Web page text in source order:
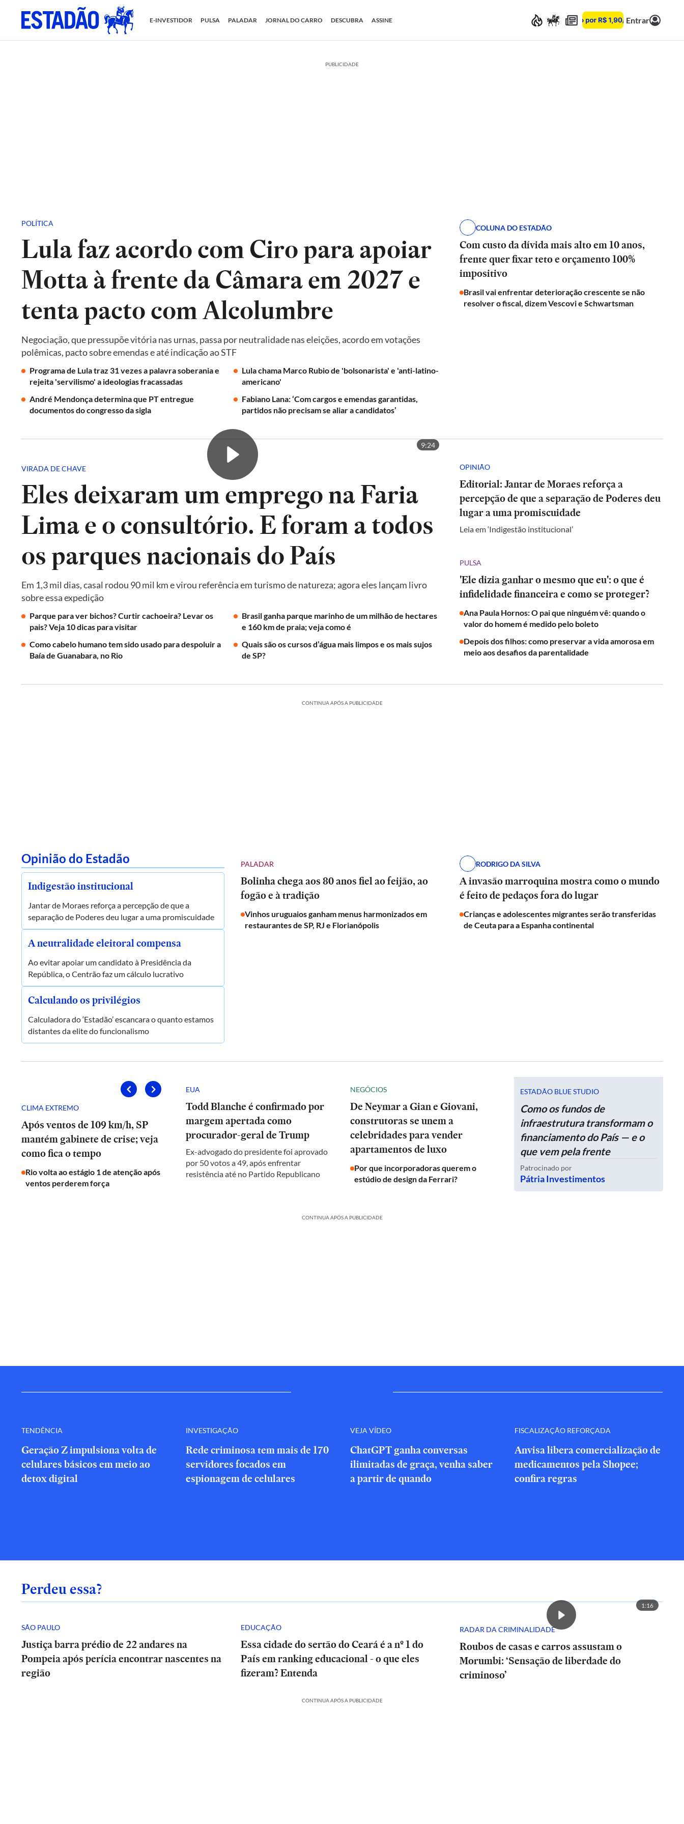
E-INVESTIDOR PULSA PALADAR JORNAL DO CARRO DESCUBRA ASSINE Entrar
PUBLICIDADE
POLÍTICA
Lula faz acordo com Ciro para apoiar
Motta à frente da Câmara em 2027 e
tenta pacto com Alcolumbre
Negociação, que pressupõe vitória nas urnas, passa por neutralidade nas eleições, acordo em votações
polêmicas, pacto sobre emendas e até indicação ao STF
Programa de Lula traz 31 vezes a palavra soberania e
rejeita 'servilismo' a ideologias fracassadas
Lula chama Marco Rubio de 'bolsonarista' e 'anti-latino-
americano'
André Mendonça determina que PT entregue
documentos do congresso da sigla
Fabiano Lana: ‘Com cargos e emendas garantidas,
partidos não precisam se aliar a candidatos’
COLUNA DO ESTADÃO
Com custo da dívida mais alto em 10 anos,
frente quer fixar teto e orçamento 100%
impositivo
Brasil vai enfrentar deterioração crescente se não
resolver o fiscal, dizem Vescovi e Schwartsman
9:24
VIRADA DE CHAVE
Eles deixaram um emprego na Faria
Lima e o consultório. E foram a todos
os parques nacionais do País
Em 1,3 mil dias, casal rodou 90 mil km e virou referência em turismo de natureza; agora eles lançam livro
sobre essa expedição
Parque para ver bichos? Curtir cachoeira? Levar os
pais? Veja 10 dicas para visitar
Brasil ganha parque marinho de um milhão de hectares
e 160 km de praia; veja como é
Como cabelo humano tem sido usado para despoluir a
Baía de Guanabara, no Rio
Quais são os cursos d’água mais limpos e os mais sujos
de SP?
OPINIÃO
Editorial: Jantar de Moraes reforça a
percepção de que a separação de Poderes deu
lugar a uma promiscuidade
Leia em ‘Indigestão institucional’
PULSA
'Ele dizia ganhar o mesmo que eu': o que é
infidelidade financeira e como se proteger?
Ana Paula Hornos: O pai que ninguém vê: quando o
valor do homem é medido pelo boleto
Depois dos filhos: como preservar a vida amorosa em
meio aos desafios da parentalidade
CONTINUA APÓS A PUBLICIDADE
Opinião do Estadão
Indigestão institucional
Jantar de Moraes reforça a percepção de que a
separação de Poderes deu lugar a uma promiscuidade
A neutralidade eleitoral compensa
Ao evitar apoiar um candidato à Presidência da
República, o Centrão faz um cálculo lucrativo
Calculando os privilégios
Calculadora do ‘Estadão’ escancara o quanto estamos
distantes da elite do funcionalismo
PALADAR
Bolinha chega aos 80 anos fiel ao feijão, ao
fogão e à tradição
Vinhos uruguaios ganham menus harmonizados em
restaurantes de SP, RJ e Florianópolis
RODRIGO DA SILVA
A invasão marroquina mostra como o mundo
é feito de pedaços fora do lugar
Crianças e adolescentes migrantes serão transferidas
de Ceuta para a Espanha continental
CLIMA EXTREMO
Após ventos de 109 km/h, SP
mantém gabinete de crise; veja
como fica o tempo
Rio volta ao estágio 1 de atenção após
ventos perderem força
EUA
Todd Blanche é confirmado por
margem apertada como
procurador-geral de Trump
Ex-advogado do presidente foi aprovado
por 50 votos a 49, após enfrentar
resistência até no Partido Republicano
NEGÓCIOS
De Neymar a Gian e Giovani,
construtoras se unem a
celebridades para vender
apartamentos de luxo
Por que incorporadoras querem o
estúdio de design da Ferrari?
ESTADÃO BLUE STUDIO
Como os fundos de
infraestrutura transformam o
financiamento do País — e o
que vem pela frente
Patrocinado por
Pátria Investimentos
CONTINUA APÓS A PUBLICIDADE
TENDÊNCIA
Geração Z impulsiona volta de
celulares básicos em meio ao
detox digital
INVESTIGAÇÃO
Rede criminosa tem mais de 170
servidores focados em
espionagem de celulares
VEJA VÍDEO
ChatGPT ganha conversas
ilimitadas de graça, venha saber
a partir de quando
FISCALIZAÇÃO REFORÇADA
Anvisa libera comercialização de
medicamentos pela Shopee;
confira regras
Perdeu essa?
SÃO PAULO
Justiça barra prédio de 22 andares na
Pompeia após perícia encontrar nascentes na
região
EDUCAÇÃO
Essa cidade do sertão do Ceará é a nº 1 do
País em ranking educacional - o que eles
fizeram? Entenda
1:16
RADAR DA CRIMINALIDADE
Roubos de casas e carros assustam o
Morumbi: ‘Sensação de liberdade do
criminoso’
CONTINUA APÓS A PUBLICIDADE